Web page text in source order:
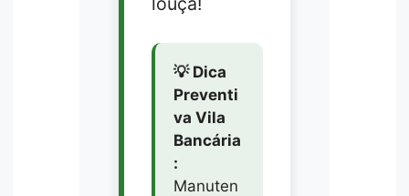
💡 Dica
Preventi
va Vila
Bancária
:
Manuten